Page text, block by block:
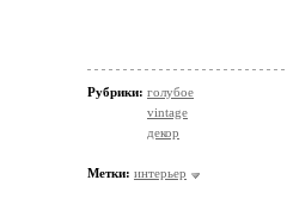
Рубрики: голубое
vintage
декор
Метки: интерьер